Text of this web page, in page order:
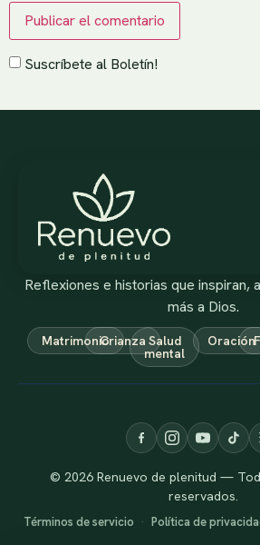
Suscríbete al Boletín!
Reflexiones e historias que inspiran,
más a Dios.
MatrimonioCrianza Salud
mental
Oración
© 2026 Renuevo de plenitud —
reservados.
Términos de servicio · Política de